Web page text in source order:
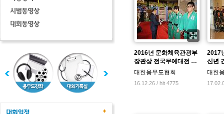
2016년 문화체육관광부
장관상 전국무예대전 …
대한용무도협회
16.12.26 / hit 4775
2017
신년
대한